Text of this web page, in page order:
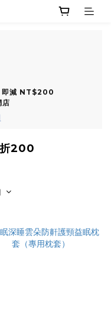
即減 NT$200
店
200